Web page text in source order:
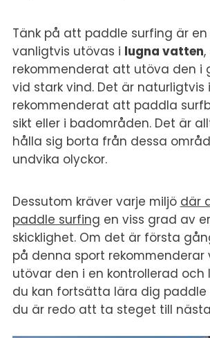
Tänk på att paddle surfing är
vanligtvis utövas i lugna vatten
rekommenderat att utöva den i
vid stark vind. Det är naturligtvis
rekommenderat att paddla
sikt eller i badområden. Det är
hålla sig borta från dessa
undvika olyckor.
Dessutom kräver varje miljö där
paddle surfing en viss grad av
skicklighet. Om det är första
på denna sport rekommenderar
utövar den i en kontrollerad och
du kan fortsätta lära dig paddle
du är redo att ta steget till